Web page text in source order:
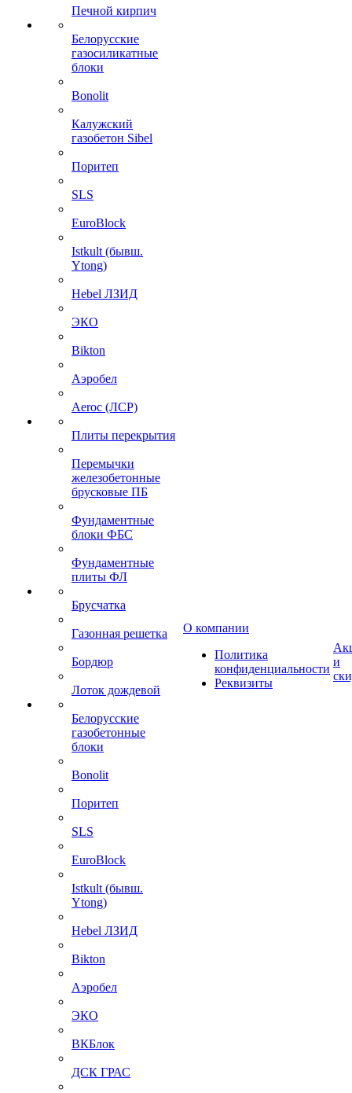
Печной кирпич
Белорусские
газосиликатные
блоки
Bonolit
Калужский
газобетон Sibel
Поритеп
SLS
EuroBlock
Istkult (бывш.
Ytong)
Hebel ЛЗИД
ЭКО
Bikton
Аэробел
Aeroc (ЛСР)
Плиты перекрытия
Перемычки
железобетонные
брусковые ПБ
Фундаментные
блоки ФБС
Фундаментные
плиты ФЛ
Брусчатка
Газонная решетка
Бордюр
Лоток дождевой
Белорусские
газобетонные
блоки
Bonolit
Поритеп
SLS
EuroBlock
Istkult (бывш.
Ytong)
Hebel ЛЗИД
Bikton
Аэробел
ЭКО
ВКБлок
ДСК ГРАС
О компании
Политика
конфиденциальности
Реквизиты
и